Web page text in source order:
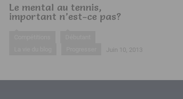
Le mental au tennis,
important n’est-ce pas?
Juin 10, 2013